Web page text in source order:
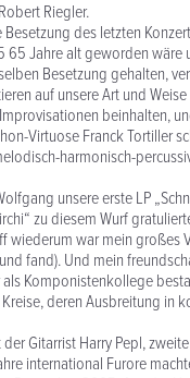
Riegler.
des letzten
Jahre alt geworden
Besetzung gehalten,
auf unsere Art und
beinhalten,
Virtuose Franck Tortiller
harmonisch-
unsere erste LP
zu diesem Wurf
war mein großes
fand). Und mein
Komponistenkollege
deren Ausbreitung in
Gitarrist Harry Pepl,
international Furore